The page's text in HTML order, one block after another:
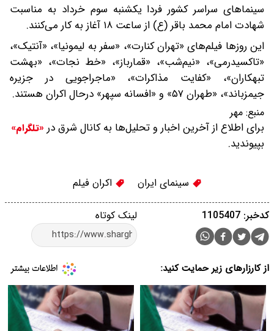
سینماهای سراسر کشور فردا یکشنبه سوم خرداد به مناسبت
شهادت امام محمد باقر (ع) از ساعت ۱۸ آغاز به کار می‌کنند.
این روزها فیلم‌های «تهران کنارت»، «سفر به لیمونیا»، «آنتیک»،
«تاکسیدرمی»، «نیم‌شب»، «قمارباز»، «خط نجات»، «بهشت
تبهکاران»، «کفایت مذاکرات»، «ماجراجویی در جزیره
جیمزباند»، «طهران ۵۷» و «افسانه سپهر» درحال اکران هستند.
منبع: مهر
برای اطلاع از آخرین اخبار و تحلیل‌ها به کانال شرق در «تلگرام»
بپیوندید.
سینمای ایران اکران فیلم
لینک کوتاه کدخبر: 1105407
از کارزارهای زیر حمایت کنید: